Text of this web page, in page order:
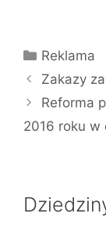
Kategorie
Reklama
Zakazy
Reforma
2016 roku w